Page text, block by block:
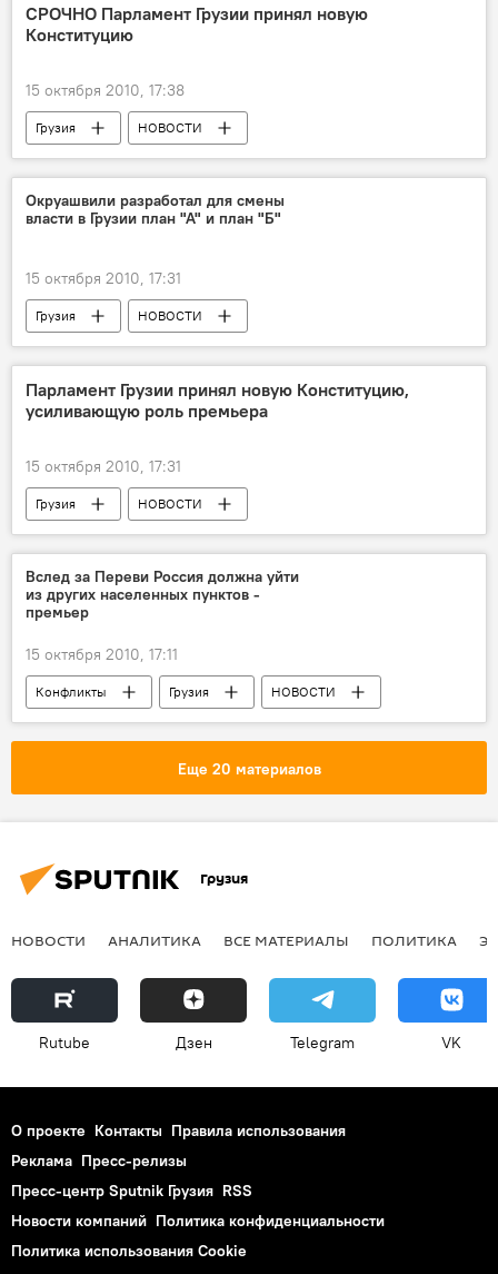
СРОЧНО Парламент Грузии принял новую
Конституцию
15 октября 2010, 17:38
Грузия
НОВОСТИ
Конституция Грузии
Окруашвили разработал для смены
власти в Грузии план "А" и план "Б"
15 октября 2010, 17:31
Грузия НОВОСТИ
Парламент Грузии принял новую Конституцию,
усиливающую роль премьера
15 октября 2010, 17:31
Грузия
НОВОСТИ
Конституция Грузии
Вслед за Переви Россия должна уйти
из других населенных пунктов -
премьер
15 октября 2010, 17:11
Конфликты Грузия НОВОСТИ
Еще 20 материалов
Грузия
НОВОСТИ АНАЛИТИКА ВСЕ МАТЕРИАЛЫ ПОЛИТИКА
Rutube Дзен Telegram VK
О проекте Контакты Правила использования
Реклама Пресс-релизы
Пресс-центр Sputnik Грузия RSS
Новости компаний Политика конфиденциальности
Политика использования Cookie